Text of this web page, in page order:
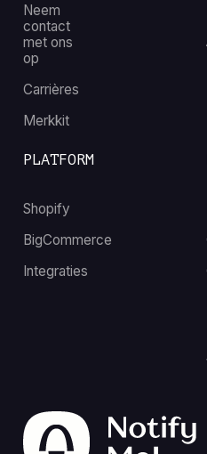
Neem
contact
met ons
op
Carrières
Merkkit
PLATFORM
Shopify
BigCommerce
Integraties